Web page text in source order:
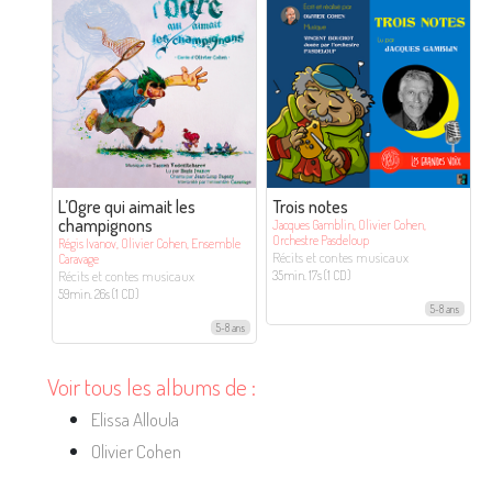
L’Ogre qui aimait les
champignons
Régis Ivanov, Olivier Cohen, Ensemble
Caravage
Récits et contes musicaux
59min. 26s (1 CD)
5-8 ans
Trois notes
Jacques Gamblin, Olivier Cohen,
Orchestre Pasdeloup
Récits et contes musicaux
35min. 17s (1 CD)
5-8 ans
Voir tous les albums de :
Elissa Alloula
Olivier Cohen